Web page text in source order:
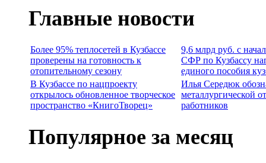
Главные новости
Более 95% теплосетей в Кузбассе
проверены на готовность к
отопительному сезону
9,6 млрд руб. с
СФР по Кузбассу
единого пособия
В Кузбассе по нацпроекту
открылось обновленное творческое
пространство «КнигоТворец»
Илья Середюк
металлургической
работников
Популярное за месяц